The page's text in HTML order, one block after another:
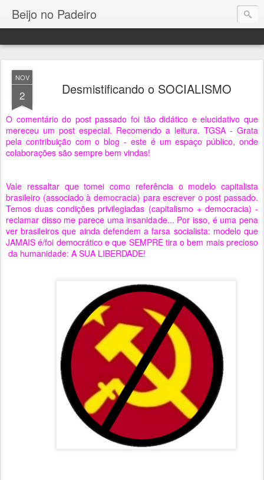
Beijo no Padeiro
NOV
2 Desmistificando o SOCIALISMO
O comentário do post passado foi tão didático e elucidativo que
mereceu um post especial. Recomendo a leitura. TGSA - Grata
pela contribuição com o blog - este é um espaço público, onde
colaborações são sempre bem vindas!
Vale ressaltar que tomei como referência o modelo capitalista
brasileiro (associado à democracia) para escrever o post passado.
Temos duas condições privilegiadas (capitalismo + democracia) -
reclamar disso me parece uma insanidade... Por isso, é uma pena
ver brasileiros que ainda defendem a farsa socialista: modelo que
JAMAIS é/foi democrático e que SEMPRE tira o bem mais precioso
da humanidade: A SUA LIBERDADE!